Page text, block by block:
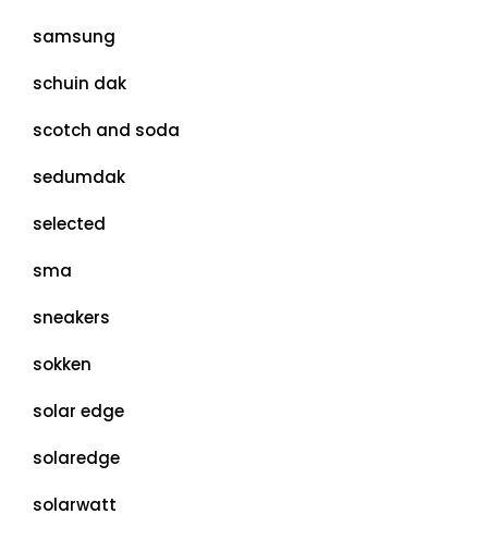
samsung
schuin dak
scotch and soda
sedumdak
selected
sma
sneakers
sokken
solar edge
solaredge
solarwatt